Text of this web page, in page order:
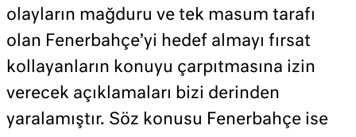
olayların mağduru ve tek masum tarafı
olan Fenerbahçe’yi hedef almayı fırsat
kollayanların konuyu çarpıtmasına izin
verecek açıklamaları bizi derinden
yaralamıştır. Söz konusu Fenerbahçe ise